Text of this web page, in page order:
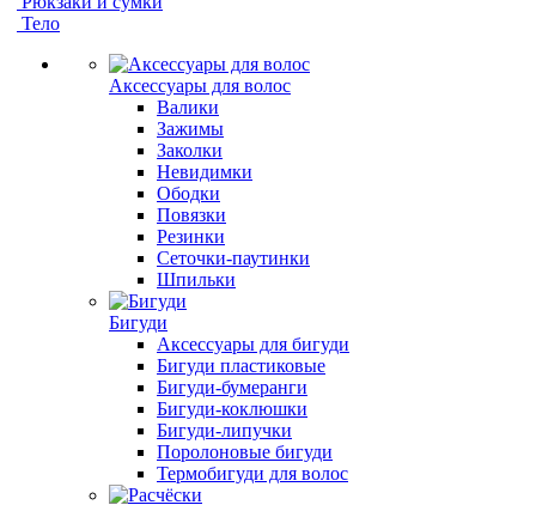
Тело
Аксессуары для волос
Валики
Зажимы
Заколки
Невидимки
Ободки
Повязки
Резинки
Сеточки-паутинки
Шпильки
Бигуди
Аксессуары для бигуди
Бигуди пластиковые
Бигуди-бумеранги
Бигуди-коклюшки
Бигуди-липучки
Поролоновые бигуди
Термобигуди для волос